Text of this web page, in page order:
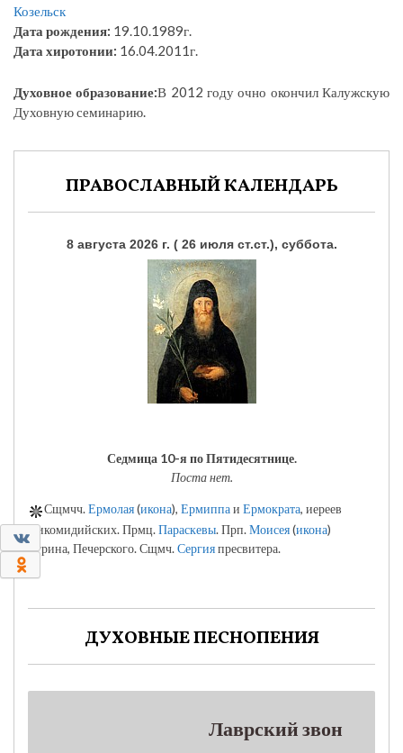
0
Козельск
Дата рождения: 19.10.1989г.
Дата хиротонии: 16.04.2011г.
Духовное образование:В 2012 году очно окончил Калужскую
Духовную семинарию.
ПРАВОСЛАВНЫЙ КАЛЕНДАРЬ
8 августа 2026 г. ( 26 июля ст.ст.), суббота.
Седмица 10-я по Пятидесятнице.
Поста нет.
Сщмчч.Ермолая(икона), Ермиппаи Ермократа, иереев
Никомидийских. Прмц.Параскевы. Прп.Моисея(икона)
Угрина, Печерского. Сщмч.Сергияпресвитера.
ДУХОВНЫЕ ПЕСНОПЕНИЯ
Лаврский звон